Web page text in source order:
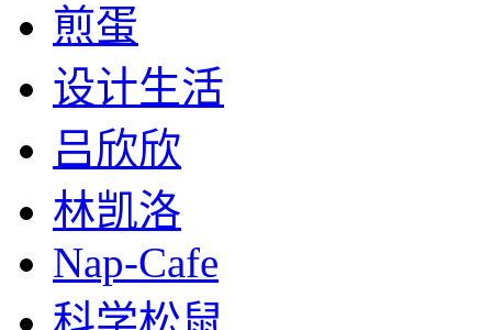
煎蛋
设计生活
吕欣欣
林凯洛
Nap-Cafe